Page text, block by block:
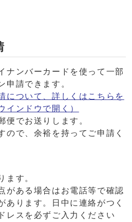
ナンバーカードを使って一部
申請できます。
について、詳しくはこちらを
インドウで開く）
便でお送りします。
ので、余裕を持ってご申請く
ます。
がある場合はお電話等で確認
あります。日中に連絡がつく
レスを必ずご入力ください